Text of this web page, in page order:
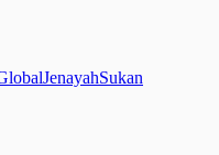
JenayahSukan